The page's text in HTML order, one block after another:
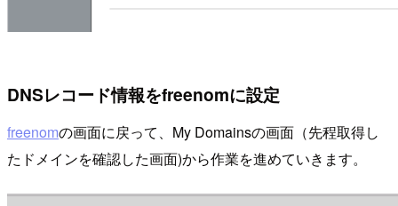
DNSレコード情報をfreenomに設定
freenomの画面に戻って、My Domainsの画面（先程取得し
たドメインを確認した画面)から作業を進めていきます。